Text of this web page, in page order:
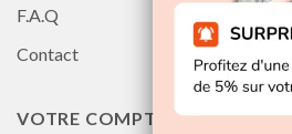
F.A.Q
Contact
VOTRE COMPTE